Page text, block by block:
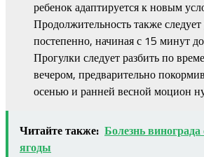
ребенок адаптируется к новым
Продолжительность также
постепенно, начиная с 15 минут
Прогулки следует разбить по
вечером, предварительно
осенью и ранней весной моцион
Читайте также: Болезнь
ягоды